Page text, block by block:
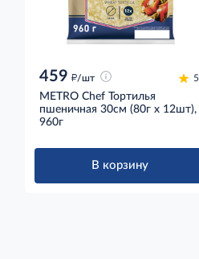
459 д/шт 5
METRO Chef Тортилья
пшеничная 30см (80г х 12шт),
960г
В корзину